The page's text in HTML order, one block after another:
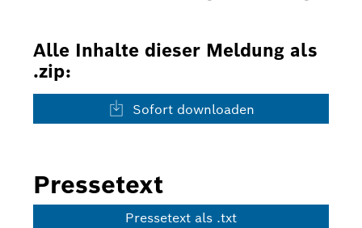
Alle Inhalte dieser Meldung als
.zip:
Sofort downloaden
Pressetext
Pressetext als .txt